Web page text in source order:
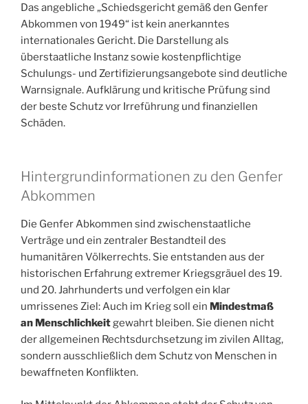
Das angebliche „Schiedsgericht gemäß den Genfer
Abkommen von 1949“ ist kein anerkanntes
internationales Gericht. Die Darstellung als
überstaatliche Instanz sowie kostenpflichtige
Schulungs- und Zertifizierungsangebote sind deutliche
Warnsignale. Aufklärung und kritische Prüfung sind
der beste Schutz vor Irreführung und finanziellen
Schäden.
Hintergrundinformationen zu den Genfer
Abkommen
Die Genfer Abkommen sind zwischenstaatliche
Verträge und ein zentraler Bestandteil des
humanitären Völkerrechts. Sie entstanden aus der
historischen Erfahrung extremer Kriegsgräuel des 19.
und 20. Jahrhunderts und verfolgen ein klar
umrissenes Ziel: Auch im Krieg soll ein Mindestmaß
an Menschlichkeitgewahrt bleiben. Sie dienen nicht
der allgemeinen Rechtsdurchsetzung im zivilen Alltag,
sondern ausschließlich dem Schutz von Menschen in
bewaffneten Konflikten.